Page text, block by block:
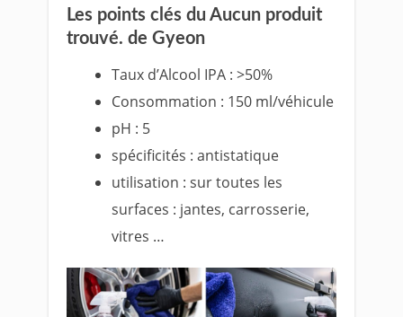
Les points clés du Aucun produit
trouvé. de Gyeon
Taux d’Alcool IPA : >50%
Consommation : 150 ml/véhicule
pH : 5
spécificités : antistatique
utilisation : sur toutes les
surfaces : jantes, carrosserie,
vitres …